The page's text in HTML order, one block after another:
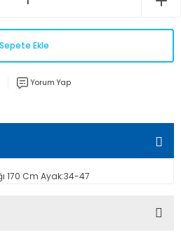
Sepete Ekle
Yorum Yap
170 Cm Ayak:34-47